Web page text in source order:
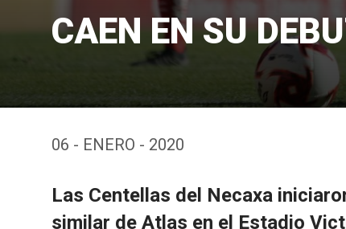
CAEN EN SU
06 - ENERO - 2020
Las Centellas del Necaxa
similar de Atlas en el Estadio